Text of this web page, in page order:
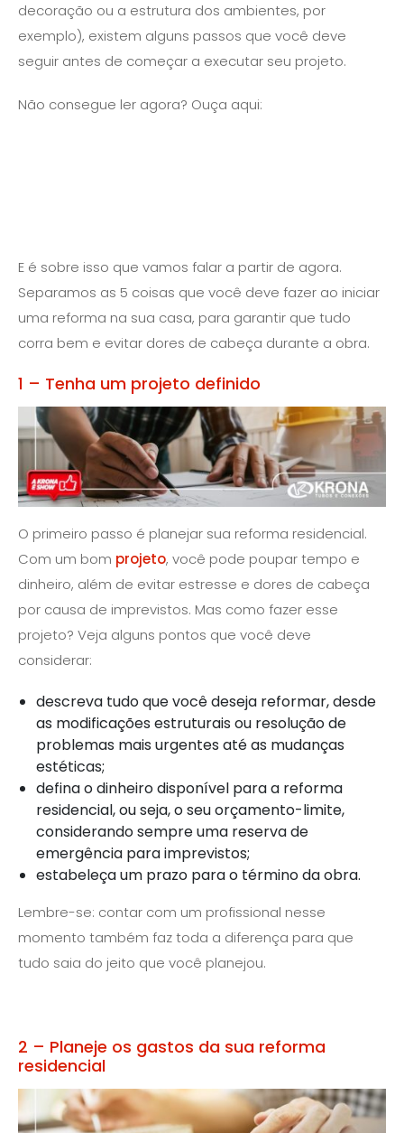
decoração ou a estrutura dos ambientes, por
exemplo), existem alguns passos que você deve
seguir antes de começar a executar seu projeto.
Não consegue ler agora? Ouça aqui:
E é sobre isso que vamos falar a partir de agora.
Separamos as 5 coisas que você deve fazer ao iniciar
uma reforma na sua casa, para garantir que tudo
corra bem e evitar dores de cabeça durante a obra.
1 – Tenha um projeto definido
O primeiro passo é planejar sua reforma residencial.
Com um bom projeto, você pode poupar tempo e
dinheiro, além de evitar estresse e dores de cabeça
por causa de imprevistos. Mas como fazer esse
projeto? Veja alguns pontos que você deve
considerar:
descreva tudo que você deseja reformar, desde
as modificações estruturais ou resolução de
problemas mais urgentes até as mudanças
estéticas;
defina o dinheiro disponível para a reforma
residencial, ou seja, o seu orçamento-limite,
considerando sempre uma reserva de
emergência para imprevistos;
estabeleça um prazo para o término da obra.
Lembre-se: contar com um profissional nesse
momento também faz toda a diferença para que
tudo saia do jeito que você planejou.
2 – Planeje os gastos da sua reforma
residencial